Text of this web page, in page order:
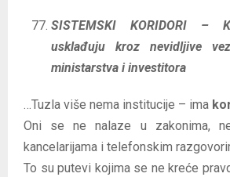
SISTEMSKI KORIDORI –
usklađuju kroz nevidljive
ministarstva i investitora
…Tuzla više nema institucije – ima
Oni se ne nalaze u zakonima,
kancelarijama i telefonskim
To su putevi kojima se ne kreće